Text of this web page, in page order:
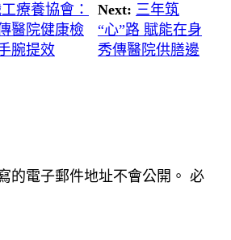
療養協會：
醫院健康檢
腕提效
Next: 三年筑
“心”路 賦能在身
秀傳醫院供膳邊
的電子郵件地址不會公開。 必